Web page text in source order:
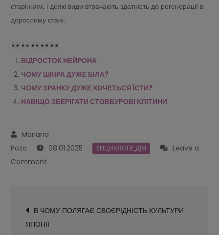
старінням, і деякі види втрачають здатність до регенерації в
дорослому стані.
ВІДРОСТОК НЕЙРОНА
ЧОМУ ШКІРА ДУЖЕ БІЛА?
ЧОМУ ЗРАНКУ ДУЖЕ ХОЧЕТЬСЯ ЇСТИ?
НАВІЩО ЗБЕРІГАТИ СТОВБУРОВІ КЛІТИНИ
08.01.2025 EНЦИКЛОПЕДІЯ
Leave a
Comment
ДУЖЕ
ДОБРЕ
deВ ЧОМУ ПОЛЯГАЄ СВОЄРІДНІСТЬ КУЛЬТУРИ
ЯПОНІЇ